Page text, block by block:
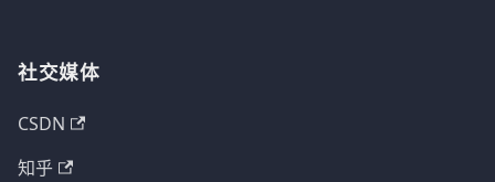
社交媒体
CSDN
知乎